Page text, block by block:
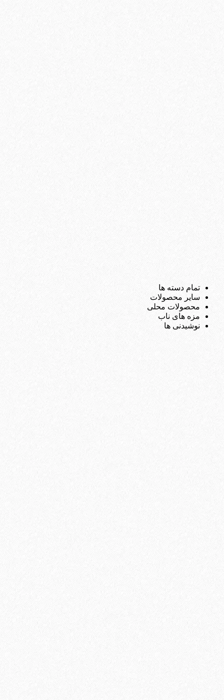
تمام دسته ها
سایر محصولات
محصولات محلی
مزه های ناب
نوشیدنی ها